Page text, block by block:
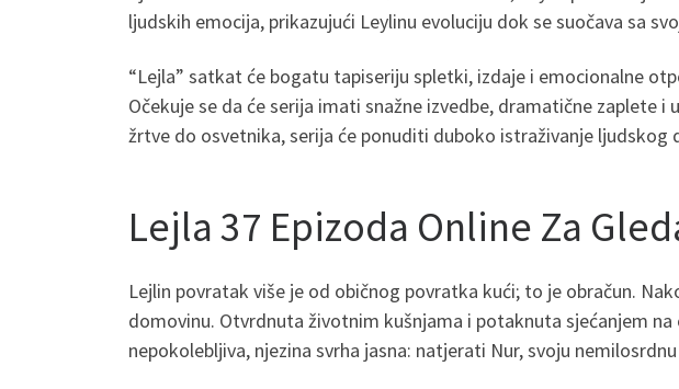
ljudskih emocija, prikazujući Leylinu evoluciju dok se suočava sa
“Lejla” satkat će bogatu tapiseriju spletki, izdaje i emocionalne
Očekuje se da će serija imati snažne izvedbe, dramatične zaplete
žrtve do osvetnika, serija će ponuditi duboko istraživanje ljudskog
Lejla 37 Epizoda Online Za
Lejlin povratak više je od običnog povratka kući; to je obračun.
domovinu. Otvrdnuta životnim kušnjama i potaknuta sjećanjem
nepokolebljiva, njezina svrha jasna: natjerati Nur, svoju